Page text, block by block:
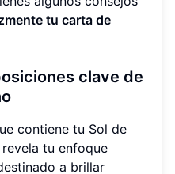
tu carta de
clave de
contiene tu Sol de
tu enfoque
a brillar